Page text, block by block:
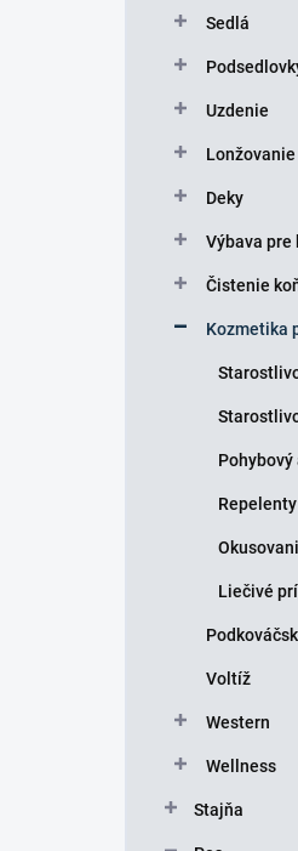
Sedlá
Uzdenie
Lonžovanie
Deky
Výbava pre
Čistenie
Kozmetika
Repelenty
Liečivé
Voltíž
Western
Wellness
Stajňa